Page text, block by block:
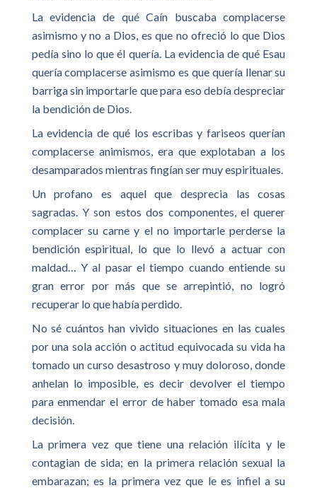
La evidencia de qué Caín buscaba complacerse
asimismo y no a Dios, es que no ofreció lo que Dios
pedía sino lo que él quería. La evidencia de qué Esau
quería complacerse asimismo es que quería llenar su
barriga sin importarle que para eso debía despreciar
la bendición de Dios.
La evidencia de qué los escribas y fariseos querían
complacerse animismos, era que explotaban a los
desamparados mientras fingían ser muy espirituales.
Un profano es aquel que desprecia las cosas
sagradas. Y son estos dos componentes, el querer
complacer su carne y el no importarle perderse la
bendición espiritual, lo que lo llevó a actuar con
maldad… Y al pasar el tiempo cuando entiende su
gran error por más que se arrepintió, no logró
recuperar lo que había perdido.
No sé cuántos han vivido situaciones en las cuales
por una sola acción o actitud equivocada su vida ha
tomado un curso desastroso y muy doloroso, donde
anhelan lo imposible, es decir devolver el tiempo
para enmendar el error de haber tomado esa mala
decisión.
La primera vez que tiene una relación ilícita y le
contagian de sida; en la primera relación sexual la
embarazan; es la primera vez que le es infiel a su